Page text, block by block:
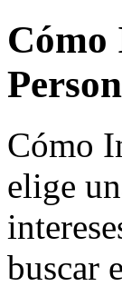
Cómo
Cómo
elige
buscar